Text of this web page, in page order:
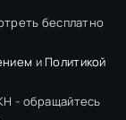
бесплатно
и Политикой
- обращайтесь